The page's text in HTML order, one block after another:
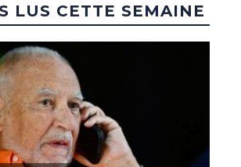
LUS CETTE SEMAINE